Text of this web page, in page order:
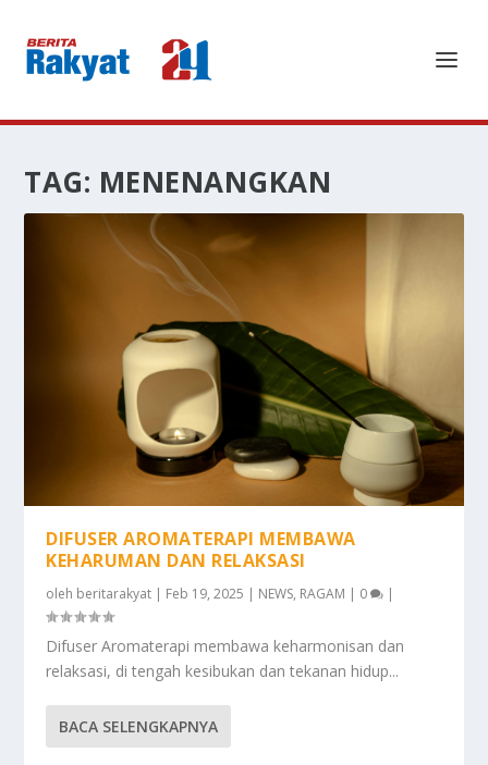
TAG: MENENANGKAN
DIFUSER AROMATERAPI MEMBAWA
KEHARUMAN DAN RELAKSASI
oleh beritarakyat | Feb 19, 2025 | NEWS, RAGAM | 0 |
Difuser Aromaterapi membawa keharmonisan dan
relaksasi, di tengah kesibukan dan tekanan hidup...
BACA SELENGKAPNYA